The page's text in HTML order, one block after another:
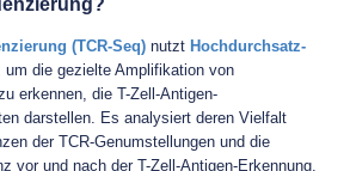
(TCR-Seq) nutzt Hochdurchsatz-
um die gezielte Amplifikation von
erkennen, die T-Zell-Antigen-
darstellen. Es analysiert deren Vielfalt
der TCR-Genumstellungen und die
vor und nach der T-Zell-Antigen-Erkennung.